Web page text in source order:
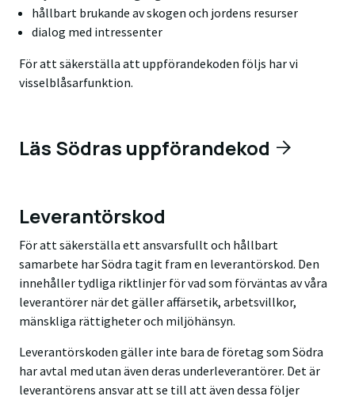
hållbart brukande av skogen och jordens resurser
dialog med intressenter
För att säkerställa att uppförandekoden följs har vi
visselblåsarfunktion.
Läs Södras uppförandekod
Leverantörskod
För att säkerställa ett ansvarsfullt och hållbart
samarbete har Södra tagit fram en leverantörskod. Den
innehåller tydliga riktlinjer för vad som förväntas av våra
leverantörer när det gäller affärsetik, arbetsvillkor,
mänskliga rättigheter och miljöhänsyn.
Leverantörskoden gäller inte bara de företag som Södra
har avtal med utan även deras underleverantörer. Det är
leverantörens ansvar att se till att även dessa följer